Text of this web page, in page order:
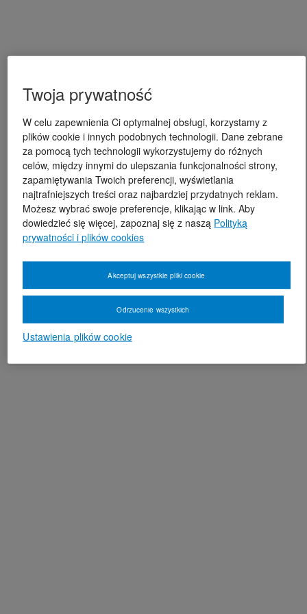
Twoja prywatność
W celu zapewnienia Ci optymalnej obsługi, korzystamy z
plików cookie i innych podobnych technologii. Dane zebrane
za pomocą tych technologii wykorzystujemy do różnych
celów, między innymi do ulepszania funkcjonalności strony,
zapamiętywania Twoich preferencji, wyświetlania
najtrafniejszych treści oraz najbardziej przydatnych reklam.
Możesz wybrać swoje preferencje, klikając w link. Aby
dowiedzieć się więcej, zapoznaj się z naszą Polityką
prywatności i plików cookies
Ustawienia plików cookie
Odrzucenie wszystkich
Akceptuj wszystkie pliki cookie